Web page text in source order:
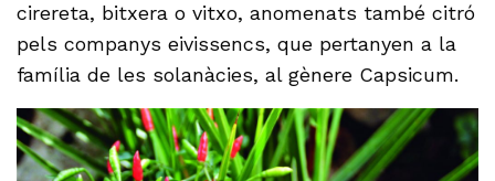
cirereta, bitxera o vitxo, anomenats també citró
pels companys eivissencs, que pertanyen a la
família de les solanàcies, al gènere Capsicum.